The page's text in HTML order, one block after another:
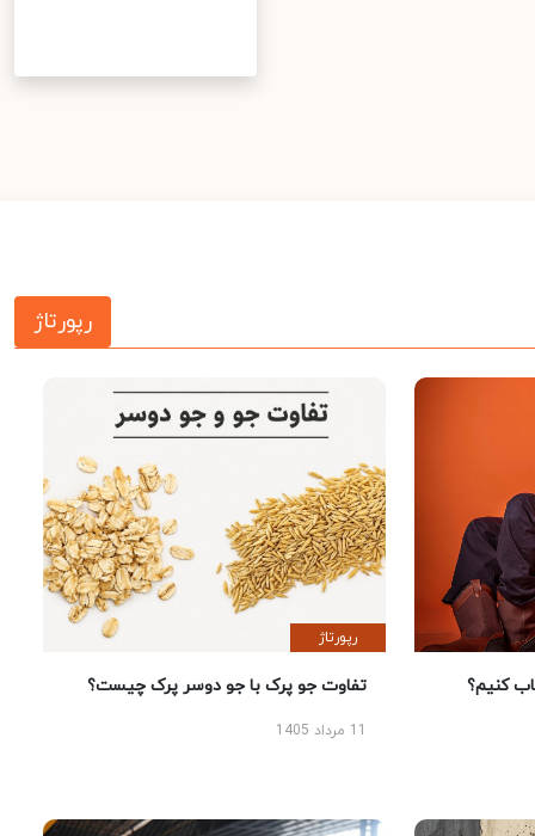
رپورتاژ
کنیم؟
رپورتاژ
تفاوت جو پرک با جو دوسر پرک چیست؟